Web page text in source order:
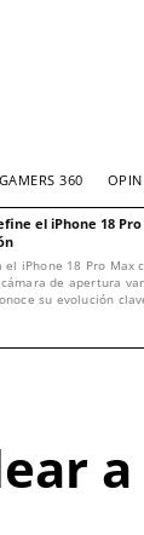
GAMERS 360
el iPhone 18
el iPhone 18 Pro Max
de apertura
su evolución